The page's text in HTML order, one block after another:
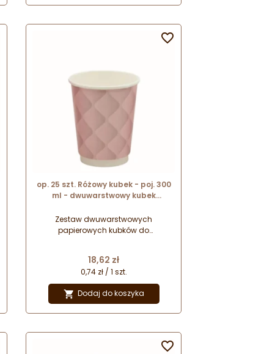
op. 25 szt. Różowy kubek - poj. 300
ml - dwuwarstwowy kubek
śr. 90 mm x wys. 105 mm
Zestaw dwuwarstwowych
papierowych kubków do
wykonane kubki w pięknych
pastelowych odcieniach.
Oryginalny wzór z trójwymiarowym
efektem wizualnym. Wykonane z
materiałów przeznaczonych do
Cena
18,62 zł
0,74 zł / 1 szt.
 Dodaj do koszyka

